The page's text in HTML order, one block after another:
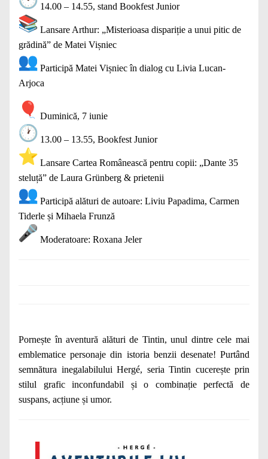
14.00 – 14.55, stand Bookfest Junior
Lansare Arthur: „Misterioasa dispariție a unui pitic de
grădină” de Matei Vișniec
Participă Matei Vișniec în dialog cu Livia Lucan-
Arjoca
Duminică, 7 iunie
13.00 – 13.55, Bookfest Junior
Lansare Cartea Românească pentru copii: „Dante 35
steluță” de Laura Grünberg & prietenii
Participă alături de autoare: Liviu Papadima, Carmen
Tiderle și Mihaela Frunză
Moderatoare: Roxana Jeler
Pornește în aventură alături de Tintin, unul dintre cele mai
emblematice personaje din istoria benzii desenate! Purtând
semnătura inegalabilului Hergé, seria Tintin cucerește prin
stilul grafic inconfundabil și o combinație perfectă de
suspans, acțiune și umor.